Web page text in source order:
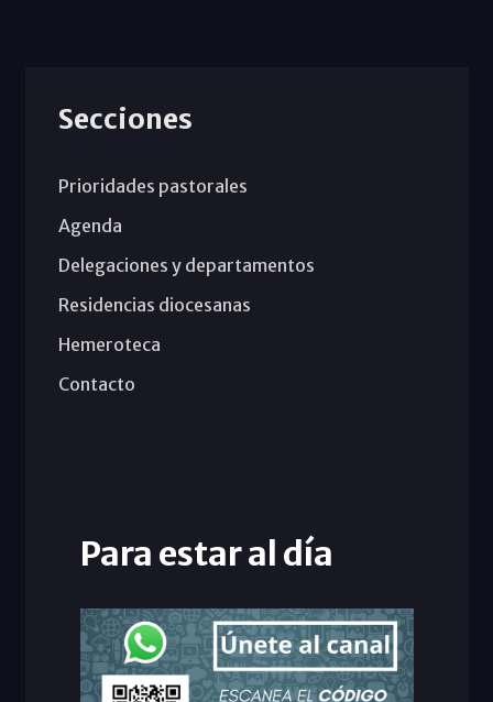
Secciones
Prioridades pastorales
Agenda
Delegaciones y departamentos
Residencias diocesanas
Hemeroteca
Contacto
Para estar al día